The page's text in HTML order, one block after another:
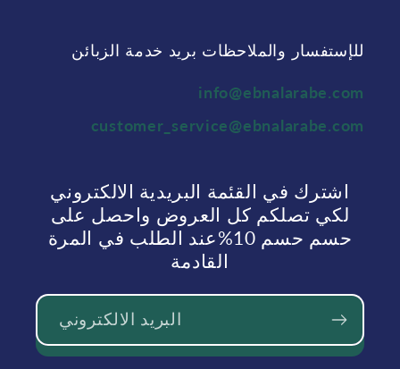
للإستفسار والملاحظات بريد خدمة الزبائن
info@ebnalarabe.com
customer_service@ebnalarabe.com
اشترك في القئمة البريدية الالكتروني
لكي تصلكم كل العروض واحصل على
حسم حسم 10%عند الطلب في المرة
القادمة
البريد الالكتروني